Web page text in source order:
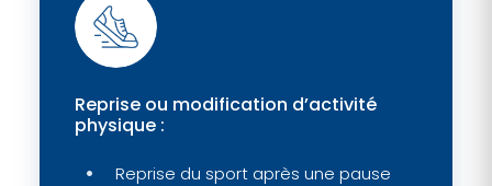
Reprise ou modification d’activité
physique :
Reprise du sport après une pause